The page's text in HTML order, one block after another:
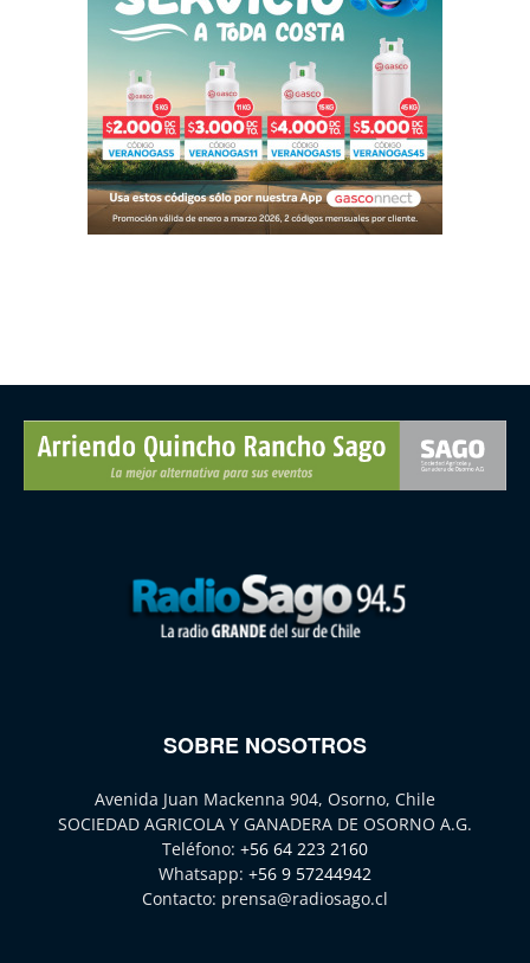
SOBRE NOSOTROS
Avenida Juan Mackenna 904, Osorno, Chile
SOCIEDAD AGRICOLA Y GANADERA DE OSORNO A.G.
Teléfono: +56 64 223 2160
Whatsapp: +56 9 57244942
Contacto: prensa@radiosago.cl